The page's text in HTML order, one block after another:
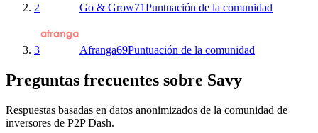
2 Go & Grow71Puntuación de la comunidad
3 Afranga69Puntuación de la comunidad
Preguntas frecuentes sobre Savy
Respuestas basadas en datos anonimizados de la comunidad de
inversores de P2P Dash.